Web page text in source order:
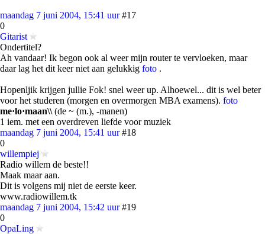
maandag 7 juni 2004, 15:41 uur #17
0
Gitarist
Ondertitel?
Ah vandaar! Ik begon ook al weer mijn router te vervloeken, maar
daar lag het dit keer niet aan gelukkig foto .
Hopenljik krijgen jullie Fok! snel weer up. Alhoewel... dit is wel beter
voor het studeren (morgen en overmorgen MBA examens). foto
me·lo·maan\\(de ~ (m.), -manen)
1 iem. met een overdreven liefde voor muziek
maandag 7 juni 2004, 15:41 uur #18
0
willempiej
Radio willem de beste!!
Maak maar aan.
Dit is volgens mij niet de eerste keer.
www.radiowillem.tk
maandag 7 juni 2004, 15:42 uur #19
0
OpaLing